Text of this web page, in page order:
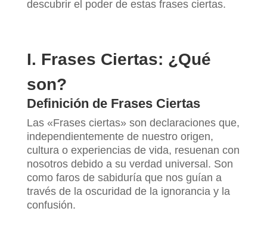
descubrir el poder de estas frases ciertas.
I. Frases Ciertas: ¿Qué
son?
Definición de Frases Ciertas
Las «Frases ciertas» son declaraciones que,
independientemente de nuestro origen,
cultura o experiencias de vida, resuenan con
nosotros debido a su verdad universal. Son
como faros de sabiduría que nos guían a
través de la oscuridad de la ignorancia y la
confusión.